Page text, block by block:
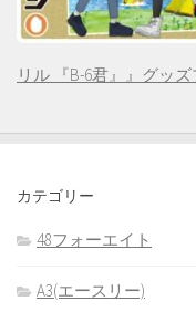
リル 『B-6君』』グッ
カテゴリー
48フォーエイト
A3(エースリー)